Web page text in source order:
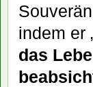
indem er
das